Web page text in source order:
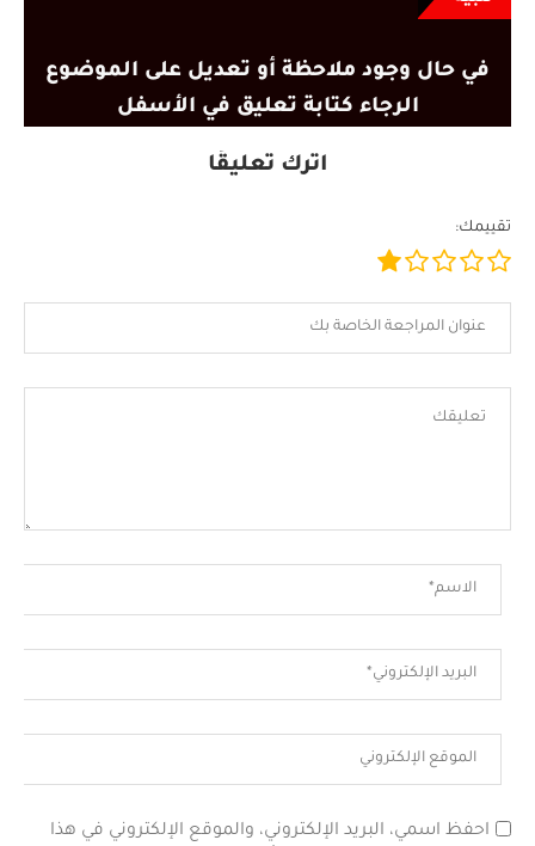
في حال وجود ملاحظة أو تعديل على الموضوع
الرجاء كتابة تعليق في الأسفل
اترك تعليقًا
تقييمك:
احفظ اسمي، البريد الإلكتروني، والموقع الإلكتروني في هذا